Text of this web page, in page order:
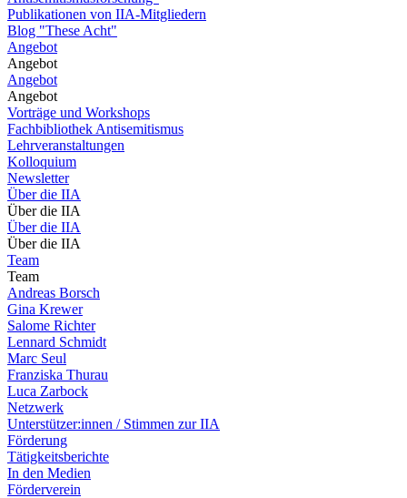
Publikationen von IIA-Mitgliedern
Blog "These Acht"
Angebot
Angebot
Angebot
Angebot
Vorträge und Workshops
Fachbibliothek Antisemitismus
Lehrveranstaltungen
Kolloquium
Newsletter
Über die IIA
Über die IIA
Über die IIA
Über die IIA
Team
Team
Andreas Borsch
Gina Krewer
Salome Richter
Lennard Schmidt
Marc Seul
Franziska Thurau
Luca Zarbock
Netzwerk
Unterstützer:innen / Stimmen zur IIA
Förderung
Tätigkeitsberichte
In den Medien
Förderverein